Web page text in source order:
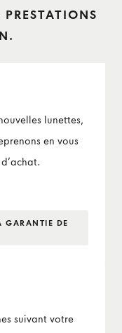
lunettes,
en vous
GARANTIE DE
suivant votre